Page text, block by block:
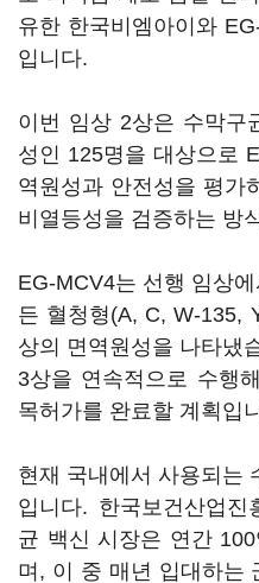
유한 한국비엠아이와
입니다.
이번 임상 2상은 수막구
성인 125명을 대상으로
역원성과 안전성을 평가
비열등성을 검증하는 방
EG-MCV4는 선행 임상
든 혈청형(A, C, W-135,
상의 면역원성을 나타냈
3상을 연속적으로 수행
목허가를 완료할 계획입
현재 국내에서 사용되는
입니다. 한국보건산업
균 백신 시장은 연간
며, 이 중 매년 입대하는